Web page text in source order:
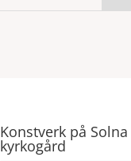
Konstverk på Solna
kyrkogård